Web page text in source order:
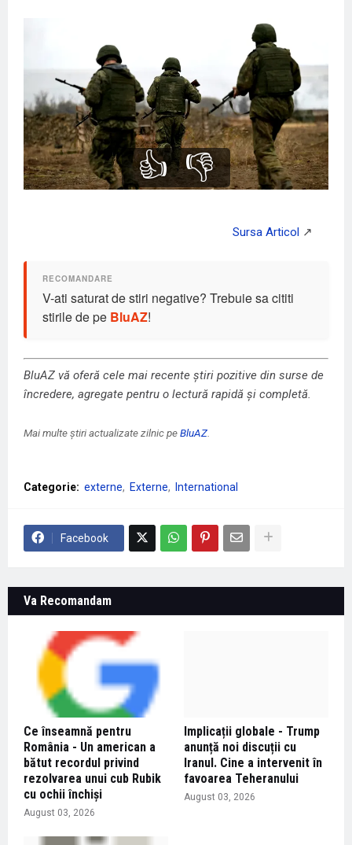
👍 👎
V-ati saturat de stiri negative? Trebuie sa cititi
stirile de pe BluAZ!
BluAZ vă oferă cele mai recente știri pozitive din surse de
încredere, agregate pentru o lectură rapidă și completă.
Mai multe știri actualizate zilnic peBluAZ
Categorie: externe Externe International
Facebook
Va Recomandam
Ce înseamnă pentru
România - Un american a
bătut recordul privind
rezolvarea unui cub Rubik
cu ochii închiși
August 03, 2026
Implicații globale - Trump
anunță noi discuții cu
Iranul. Cine a intervenit în
favoarea Teheranului
August 03, 2026